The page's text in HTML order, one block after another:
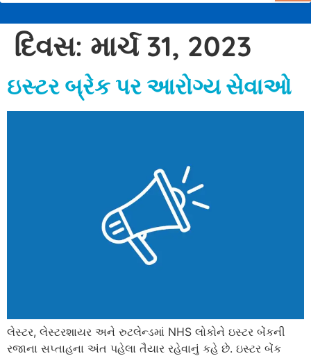
દિવસ: માર્ચ 31, 2023
ઇસ્ટર બ્રેક પર આરોગ્ય સેવાઓ
લેસ્ટર, લેસ્ટરશાયર અને રુટલેન્ડમાં NHS લોકોને ઇસ્ટર બેંકની
રજાના સપ્તાહના અંત પહેલા તૈયાર રહેવાનું કહે છે. ઇસ્ટર બેંક